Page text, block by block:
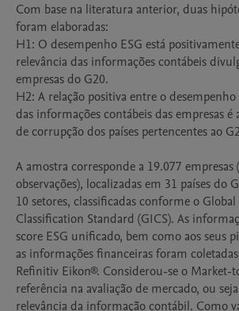
Com base na literatura anterior, duas
foram elaboradas:
H1: O desempenho ESG está
relevância das informações contábeis
empresas do G20.
H2: A relação positiva entre o desempenho
das informações contábeis das empresas é
de corrupção dos países pertencentes ao
A amostra corresponde a 19.077 empresas
observações), localizadas em 31 países do
10 setores, classificadas conforme o
Classification Standard (GICS). As
score ESG unificado, bem como aos seus
as informações financeiras foram
Refinitiv Eikon®. Considerou-se o Market-
referência na avaliação de mercado, ou
relevância da informação contábil. Como